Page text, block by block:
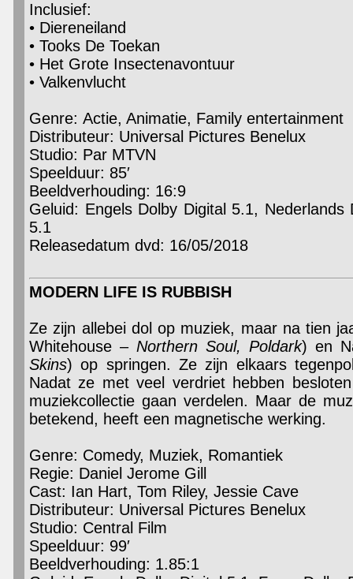
Inclusief:
• Diereneiland
• Tooks De Toekan
• Het Grote Insectenavontuur
• Valkenvlucht
Genre: Actie, Animatie, Family entertainment
Distributeur: Universal Pictures Benelux
Studio: Par MTVN
Speelduur: 85′
Beeldverhouding: 16:9
Geluid: Engels Dolby Digital 5.1,
5.1
Releasedatum dvd: 16/05/2018
MODERN LIFE IS RUBBISH
Ze zijn allebei dol op muziek, maar na tien
Whitehouse – Northern Soul, Poldark) en
Skins) op springen. Ze zijn elkaars
Nadat ze met veel verdriet hebben
muziekcollectie gaan verdelen. Maar de
betekend, heeft een magnetische werking.
Genre: Comedy, Muziek, Romantiek
Regie: Daniel Jerome Gill
Cast: Ian Hart, Tom Riley, Jessie Cave
Distributeur: Universal Pictures Benelux
Studio: Central Film
Speelduur: 99′
Beeldverhouding: 1.85:1